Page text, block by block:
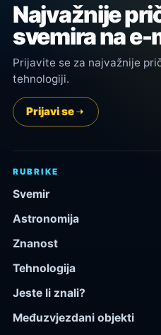
Najvažnije
svemira na e-
Prijavite se za najvažnije
tehnologiji.
Prijavi se
RUBRIKE
Svemir
Astronomija
Znanost
Tehnologija
Jeste li znali?
Međuzvjezdani objekti